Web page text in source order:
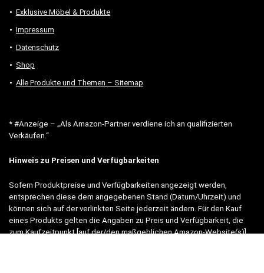
Exklusive Möbel & Produkte
Impressum
Datenschutz
Shop
Alle Produkte und Themen – Sitemap
* #Anzeige – „Als Amazon-Partner verdiene ich an qualifizierten
Verkäufen.“
Hinweis zu Preisen und Verfügbarkeiten
Sofern Produktpreise und Verfügbarkeiten angezeigt werden,
entsprechen diese dem angegebenen Stand (Datum/Uhrzeit) und
können sich auf der verlinkten Seite jederzeit ändern. Für den Kauf
eines Produkts gelten die Angaben zu Preis und Verfügbarkeit, die
zum Kaufzeitpunkt [auf der/den maßgeblichen Amazon-Website(s)]